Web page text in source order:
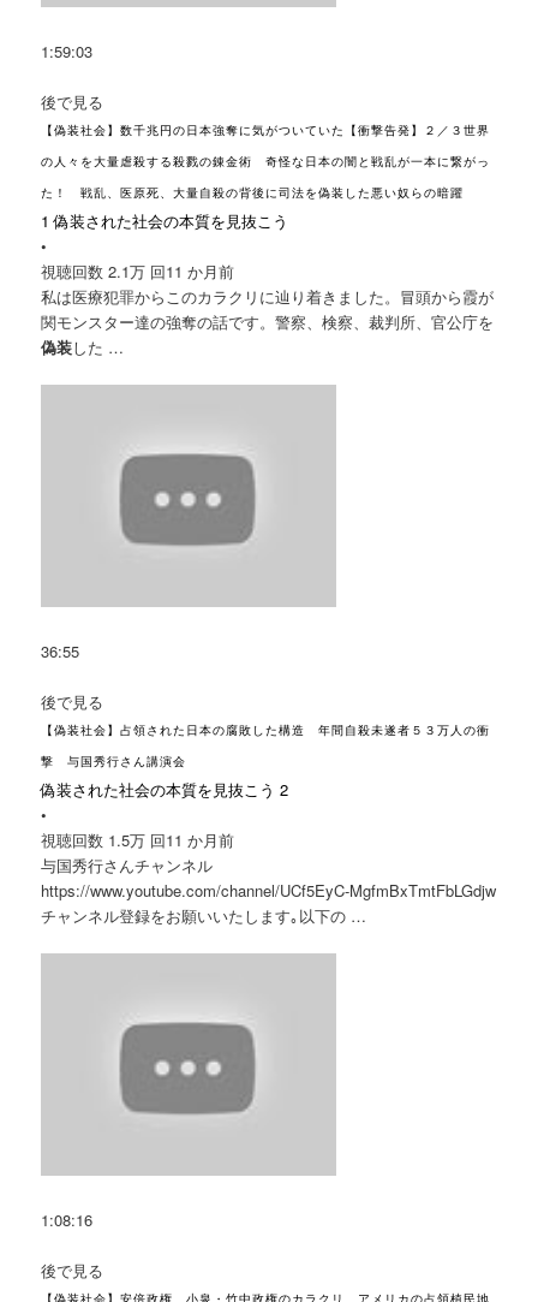
1:59:03
後で見る
【偽装社会】数千兆円の日本強奪に気がついていた【衝撃告発】２／３世界
の人々を大量虐殺する殺戮の錬金術 奇怪な日本の闇と戦乱が一本に繋がっ
た！ 戦乱、医原死、大量自殺の背後に司法を偽装した悪い奴らの暗躍
1 偽装された社会の本質を見抜こう
•
視聴回数 2.1万 回11 か月前
私は医療犯罪からこのカラクリに辿り着きました。冒頭から霞が
関モンスター達の強奪の話です。警察、検察、裁判所、官公庁を
偽装した …
36:55
後で見る
【偽装社会】占領された日本の腐敗した構造 年間自殺未遂者５３万人の衝
撃 与国秀行さん講演会
偽装された社会の本質を見抜こう 2
•
視聴回数 1.5万 回11 か月前
与国秀行さんチャンネル
https://www.youtube.com/channel/UCf5EyC-MgfmBxTmtFbLGdjw
チャンネル登録をお願いいたします｡以下の …
1:08:16
後で見る
【偽装社会】安倍政権、小泉・竹中政権のカラクリ アメリカの占領植民地